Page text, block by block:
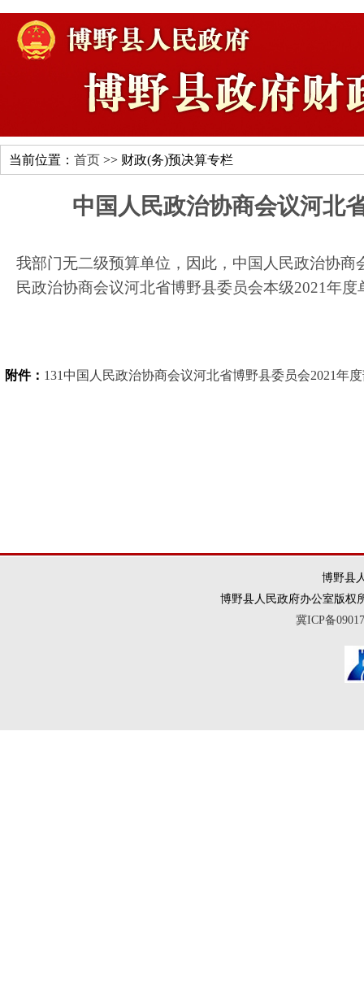
当前位置： 首页 >> 财政(务)预决算专栏
中国人民政治协商会议河北
我部门无二级预算单位，因此，中国人民政治协商
民政治协商会议河北省博野县委员会本级2021年度
附件： 131中国人民政治协商会议河北省博野县委员会2021年
博野县
博野县人民政府办公室版权
冀ICP备